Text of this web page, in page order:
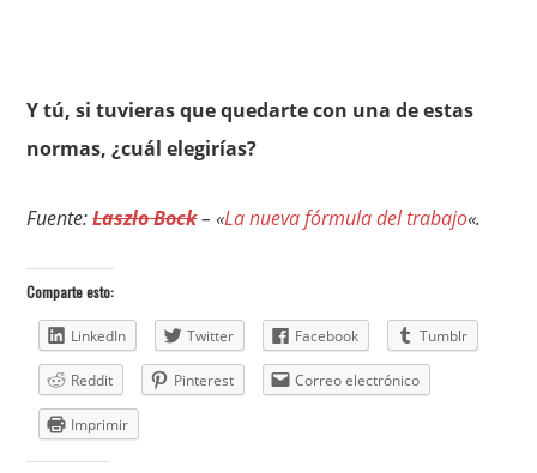
Y tú, si tuvieras que quedarte con una de estas
normas, ¿cuál elegirías?
Fuente:Laszlo Bock– «La nueva fórmula del trabajo«.
Comparte esto:
LinkedIn Twitter Facebook Tumblr
Reddit Pinterest Correo electrónico
Imprimir